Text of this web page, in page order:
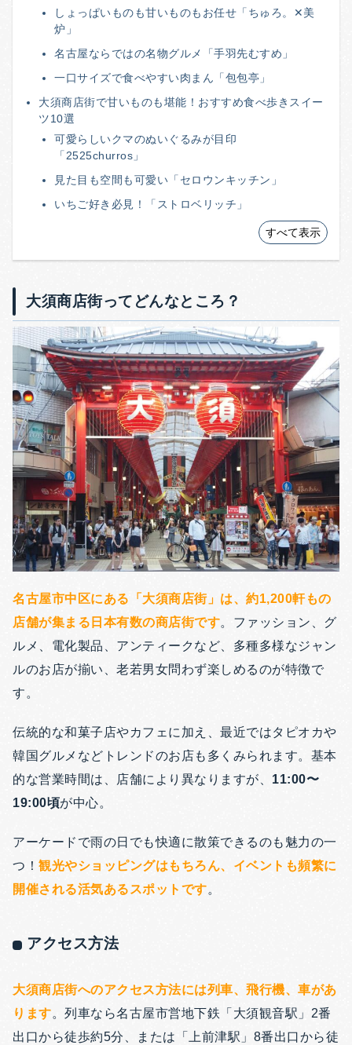
しょっぱいものも甘いものもお任せ「ちゅろ。✕美
炉」
名古屋ならではの名物グルメ「手羽先むすめ」
一口サイズで食べやすい肉まん「包包亭」
大須商店街で甘いものも堪能！おすすめ食べ歩きスイー
ツ10選
可愛らしいクマのぬいぐるみが目印
「2525churros」
見た目も空間も可愛い「セロウンキッチン」
いちご好き必見！「ストロベリッチ」
すべて表示
大須商店街ってどんなところ？
名古屋市中区にある「大須商店街」は、約1,200軒もの
店舗が集まる日本有数の商店街です。ファッション、グ
ルメ、電化製品、アンティークなど、多種多様なジャン
ルのお店が揃い、老若男女問わず楽しめるのが特徴で
す。
伝統的な和菓子店やカフェに加え、最近ではタピオカや
韓国グルメなどトレンドのお店も多くみられます。基本
的な営業時間は、店舗により異なりますが、 11:00〜
19:00頃が中心。
アーケードで雨の日でも快適に散策できるのも魅力の一
つ！ 観光やショッピングはもちろん、イベントも頻繁に
開催される活気あるスポットです。
アクセス方法
大須商店街へのアクセス方法には列車、飛行機、車があ
ります。列車なら名古屋市営地下鉄「大須観音駅」2番
出口から徒歩約5分、または「上前津駅」8番出口から徒